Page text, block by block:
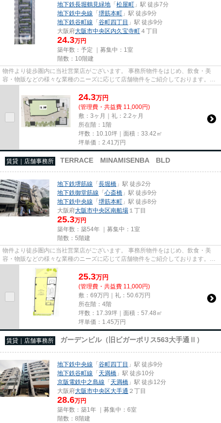
地下鉄長堀鶴見緑地 「松屋町 」駅 徒歩7分
地下鉄中央線 「堺筋本町 」駅 徒歩9分
地下鉄谷町線 「谷町四丁目 」駅 徒歩9分
大阪府大阪市中央区内久宝寺町 ４丁目
24.3万円
築年数：予定 ｜募集中： 1室
階数：10階建
物件より徒歩圏内に当社営業店がございます。 事務所物件をはじめ、飲食・美
容・物販などの様々な業種のニーズに応じて店舗物件をご紹介しております。
尚、弊社ではおとり広告は一切...
24.3万円
(管理費・共益費 11,000円)
敷：3ヶ月｜礼：2.2ヶ月
所在階：1階
坪数：10.10坪｜面積：33.42㎡
坪単価： 2.41 万円
賃貸｜店舗事務所 TERRACE MINAMISENBA BLD
地下鉄堺筋線 「長堀橋 」駅 徒歩2分
地下鉄御堂筋線 「心斎橋 」駅 徒歩9分
地下鉄中央線 「堺筋本町 」駅 徒歩8分
大阪府大阪市中央区南船場 １丁目
25.3万円
築年数：築54年 ｜募集中： 1室
階数：5階建
物件より徒歩圏内に当社営業店がございます。 事務所物件をはじめ、飲食・美
容・物販などの様々な業種のニーズに応じて店舗物件をご紹介しております。
尚、弊社ではおとり広告は一切...
25.3万円
(管理費・共益費 11,000円)
敷：69万円｜礼：50.6万円
所在階：4階
坪数：17.39坪｜面積：57.48㎡
坪単価： 1.45万円
賃貸｜店舗事務所 ガーデンビル（旧ビガーポリス563大手通Ⅱ）
地下鉄中央線 「谷町四丁目 」駅 徒歩9分
地下鉄谷町線 「天満橋 」駅 徒歩10分
京阪電鉄中之島線 「天満橋 」駅 徒歩12分
大阪府大阪市中央区大手通 ２丁目
28.6万円
築年数：築1年 ｜募集中： 6室
階数：8階建